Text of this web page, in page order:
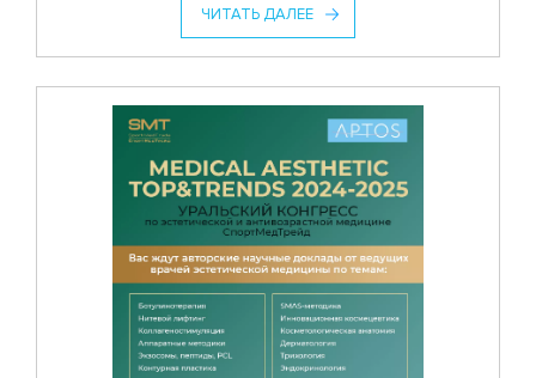
ЧИТАТЬ ДАЛЕЕ